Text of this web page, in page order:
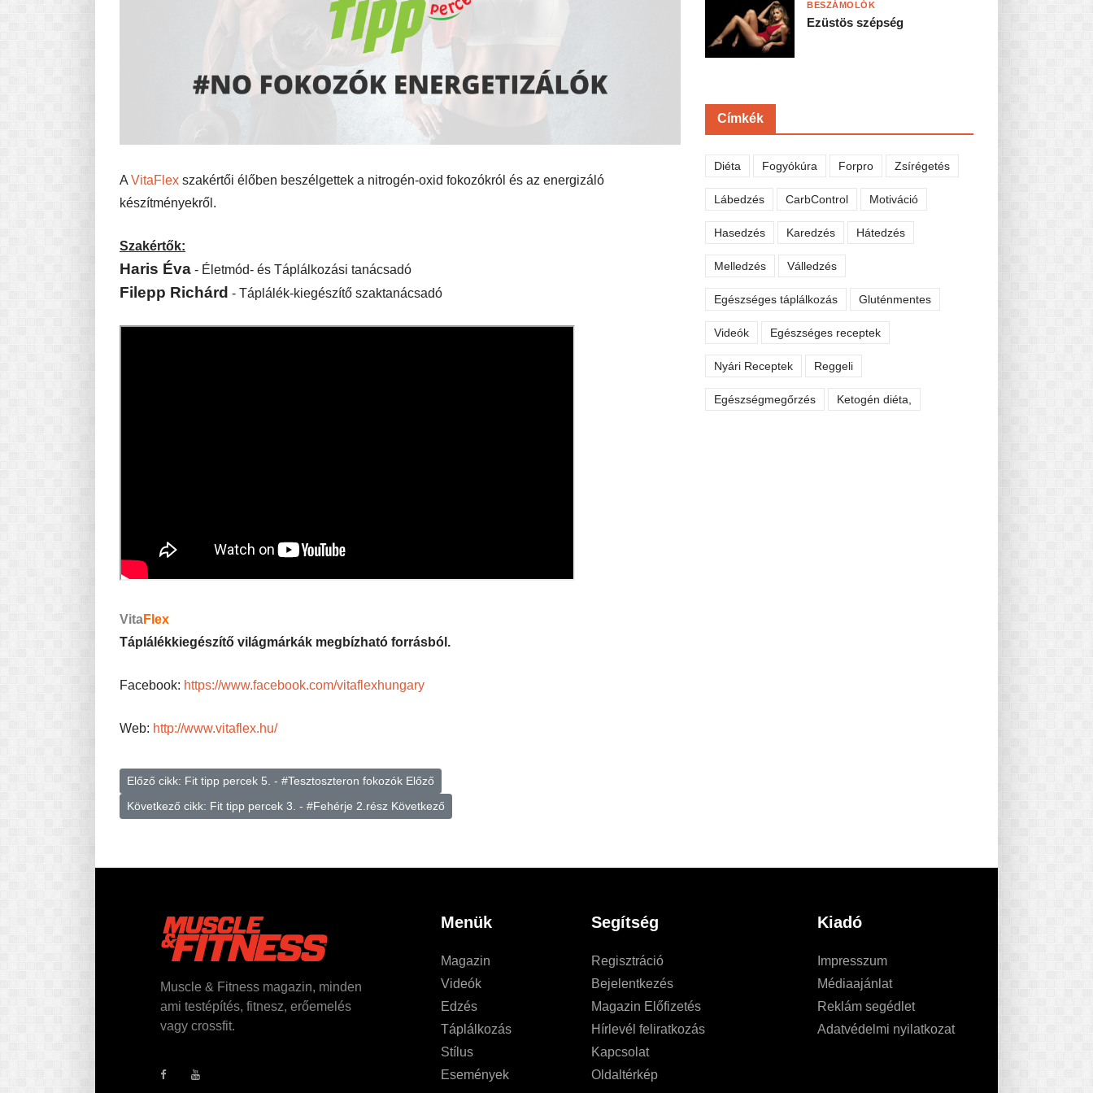
A VitaFlex szakértői élőben beszélgettek a nitrogén-oxid fokozókról és az energizáló
készítményekről.
Szakértők:
Haris Éva - Életmód- és Táplálkozási tanácsadó
Filepp Richárd - Táplálék-kiegészítő szaktanácsadó
VitaFlex
Táplálékkiegészítő világmárkák megbízható forrásból.
Facebook: https://www.facebook.com/vitaflexhungary
Web: http://www.vitaflex.hu/
Előző cikk: Fit tipp percek 5. - #Tesztoszteron fokozók Előző
Következő cikk: Fit tipp percek 3. - #Fehérje 2.rész Következő
Ezüstös szépség
BESZÁMOLÓK
Címkék
Diéta Fogyókúra Forpro Zsírégetés
Lábedzés CarbControl Motiváció
Hasedzés Karedzés Hátedzés
Melledzés Válledzés
Egészséges táplálkozás Gluténmentes
Videók Egészséges receptek
Nyári Receptek Reggeli
Egészségmegőrzés Ketogén diéta,
Muscle & Fitness magazin, minden
ami testépítés, fitnesz, erőemelés
vagy crossfit.
Menük
Magazin
Videók
Edzés
Táplálkozás
Stílus
Események
Segítség
Regisztráció
Bejelentkezés
Magazin Előfizetés
Hírlevél feliratkozás
Kapcsolat
Oldaltérkép
Kiadó
Impresszum
Médiaajánlat
Reklám segédlet
Adatvédelmi nyilatkozat